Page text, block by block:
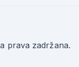
prava zadržana.